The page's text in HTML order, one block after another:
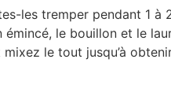
les tremper pendant 1 à
le bouillon et le
le tout jusqu’à